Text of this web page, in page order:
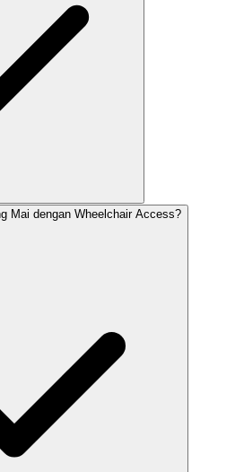
Mai dengan Wheelchair Access?